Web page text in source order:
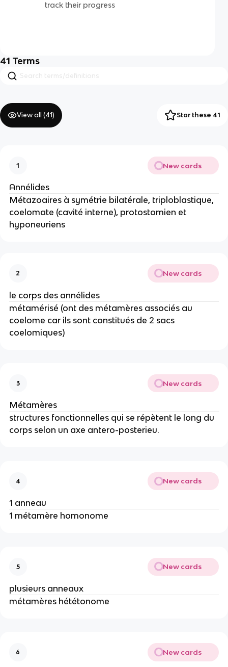
track their progress
41 Terms
View all (41) Star these 41
1 New cards
Annélides
Métazoaires à symétrie bilatérale, triploblastique,
coelomate (cavité interne), protostomien et
hyponeuriens
2 New cards
le corps des annélides
métamérisé (ont des métamères associés au
coelome car ils sont constitués de 2 sacs
coelomiques)
3 New cards
Métamères
structures fonctionnelles qui se répètent le long du
corps selon un axe antero-posterieu.
4 New cards
1 anneau
1 métamère homonome
5 New cards
plusieurs anneaux
métamères hététonome
6 New cards